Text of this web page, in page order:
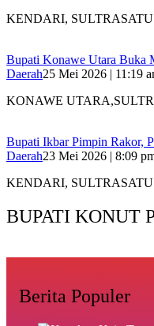
KENDARI,
Bupati Konawe Utara Buka
Daerah25 Mei 2026 | 11:19
KONAWE
Bupati Ikbar Pimpin Rakor,
Daerah23 Mei 2026 | 8:09
KENDARI,
BUPATI KONUT
Berita Populer